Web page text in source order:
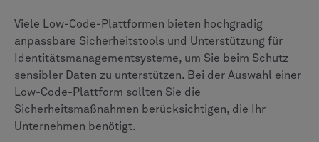
Viele Low-Code-Plattformen bieten hochgradig
anpassbare Sicherheitstools und Unterstützung für
Identitätsmanagementsysteme, um Sie beim Schutz
sensibler Daten zu unterstützen. Bei der Auswahl einer
Low-Code-Plattform sollten Sie die
Sicherheitsmaßnahmen berücksichtigen, die Ihr
Unternehmen benötigt.